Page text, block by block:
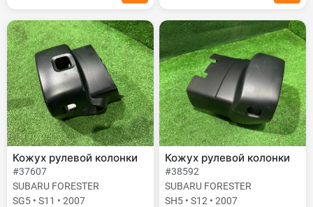
Кожух рулевой колонки
#37607
SUBARU FORESTER
SG5 • S11 • 2007
Кожух рулевой колонки
#38592
SUBARU FORESTER
SH5 • S12 • 2007